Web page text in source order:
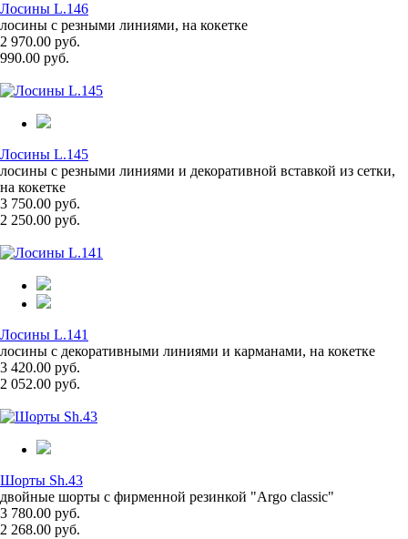
Лосины L.146
лосины с резными линиями, на кокетке
2 970.00 руб.
990.00 руб.
Лосины L.145
лосины с резными линиями и декоративной вставкой из сетки,
на кокетке
3 750.00 руб.
2 250.00 руб.
Лосины L.141
лосины с декоративными линиями и карманами, на кокетке
3 420.00 руб.
2 052.00 руб.
Шорты Sh.43
двойные шорты с фирменной резинкой "Argo classic"
3 780.00 руб.
2 268.00 руб.